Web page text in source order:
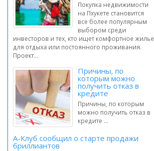
Покупка недвижимости
на Пхукете становится
все более популярным
выбором среди
инвесторов и тех, кто ищет комфортное жилье
для отдыха или постоянного проживания.
Проект...
Причины, по
которым можно
получить отказ в
кредите
Причины, по которым
можно получить отказ в
кредите ...
А-Клуб сообщил о старте продажи
бриллиантов